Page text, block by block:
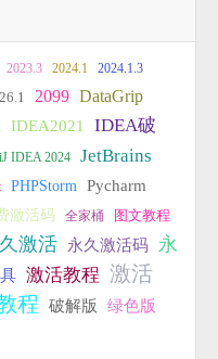
2023.3 2024.1 2024.1.3
2099 DataGrip
IDEA2021
IDEA破
IDEA 2024 JetBrains
PHPStorm Pycharm
激活码 全家桶 图文教程
激活 永久激活码
永
激活教程 激活
程 破解版 绿色版